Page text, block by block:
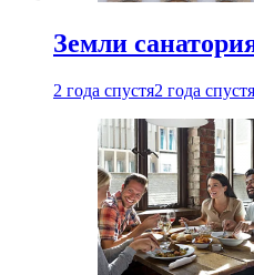
Земли
2 года спустя2 года спустя